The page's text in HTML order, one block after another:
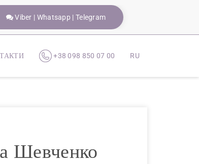
Viber | Whatsapp | Telegram
+38 098 850 07 00 RU
Шевченко